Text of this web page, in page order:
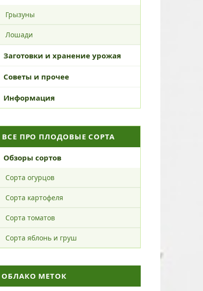
Грызуны
Лошади
Заготовки и хранение урожая
Советы и прочее
Информация
ВСЕ ПРО ПЛОДОВЫЕ СОРТА
Обзоры сортов
Сорта огурцов
Сорта картофеля
Сорта томатов
Сорта яблонь и груш
ОБЛАКО МЕТОК